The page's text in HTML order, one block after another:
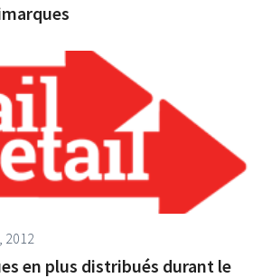
2012
en plus distribués durant le